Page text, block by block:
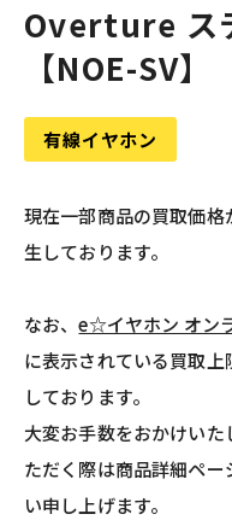
Overture ス
【NOE-SV】
有線イヤホン
現在一部商品の買取価
生しております。
なお、e☆イヤホン オン
に表示されている買取
しております。
大変お手数をおかけい
ただく際は商品詳細ペ
い申し上げます。